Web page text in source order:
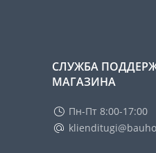
СЛУЖБА
МАГАЗИНА
Пн-Пт 8:00-17:00